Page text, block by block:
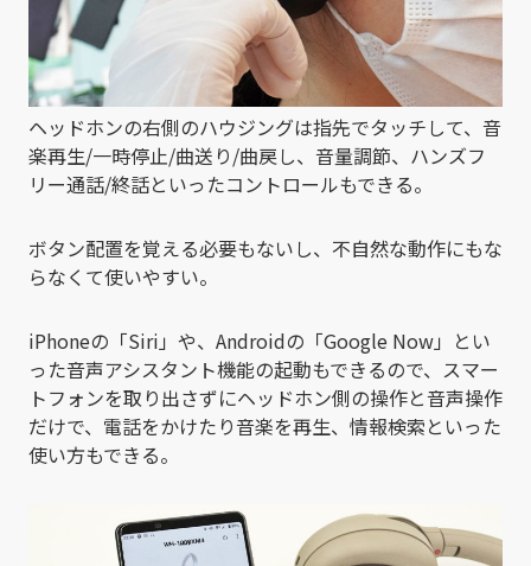
ヘッドホンの右側のハウジングは指先でタッチして、音
楽再生/一時停止/曲送り/曲戻し、音量調節、ハンズフ
リー通話/終話といったコントロールもできる。
ボタン配置を覚える必要もないし、不自然な動作にもな
らなくて使いやすい。
iPhoneの「Siri」や、Androidの「Google Now」とい
った音声アシスタント機能の起動もできるので、スマー
トフォンを取り出さずにヘッドホン側の操作と音声操作
だけで、電話をかけたり音楽を再生、情報検索といった
使い方もできる。